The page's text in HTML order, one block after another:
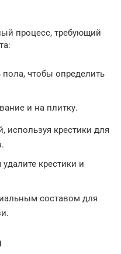
процесс, требующий
пола, чтобы определить
и на плитку.
используя крестики для
крестики и
составом для